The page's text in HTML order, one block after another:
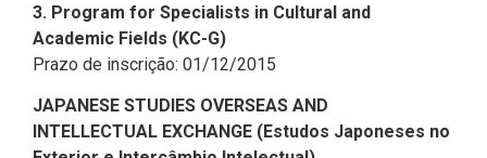
3. Program for Specialists in Cultural and
Academic Fields (KC-G)
Prazo de inscrição: 01/12/2015
JAPANESE STUDIES OVERSEAS AND
INTELLECTUAL EXCHANGE (Estudos Japoneses no